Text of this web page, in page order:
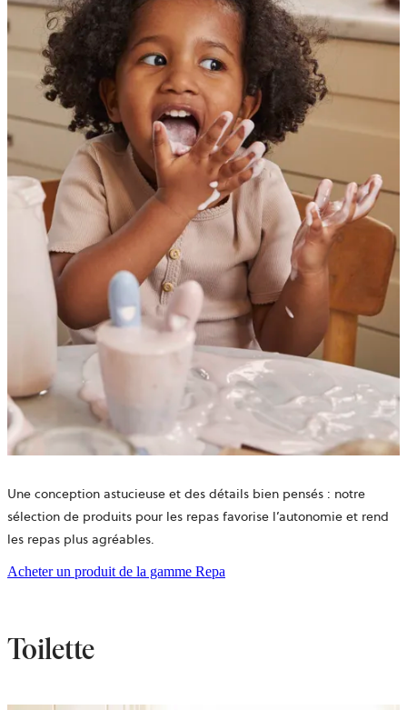
Une conception astucieuse et des détails bien pensés : notre
sélection de produits pour les repas favorise l’autonomie et rend
les repas plus agréables.
Acheter un produit de la gamme Repa
Toilette